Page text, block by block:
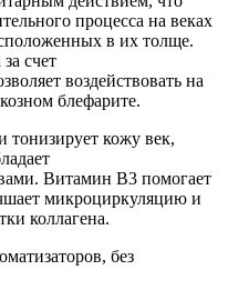
процесса на веках
в их толще.
счет
воздействовать на
блефарите.
тонизирует кожу век,
Витамин B3 помогает
микроциркуляцию и
коллагена.
без